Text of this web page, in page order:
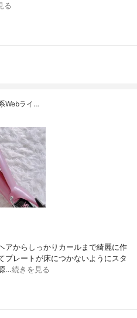
る
Webライ…
アからしっかりカールまで綺麗に作
プレートが床につかないようにスタ
…続きを見る